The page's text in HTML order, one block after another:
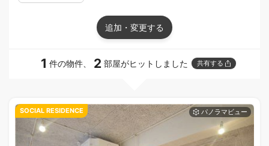
追加・変更する
1 件の物件、 2 部屋がヒットしました 共有する
SOCIAL RESIDENCE